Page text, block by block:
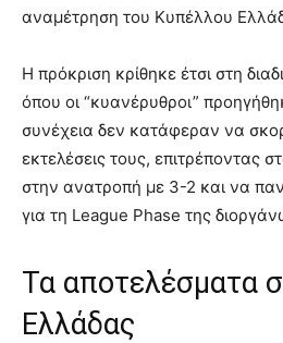
αναμέτρηση του Κυπέλλου
Η πρόκριση κρίθηκε έτσι στη
όπου οι “κυανέρυθροι”
συνέχεια δεν κατάφεραν να
εκτελέσεις τους, επιτρέποντας
στην ανατροπή με 3-2 και να
για τη League Phase της
Τα αποτελέσματα
Ελλάδας